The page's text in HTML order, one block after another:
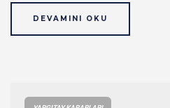
DEVAMINI OKU